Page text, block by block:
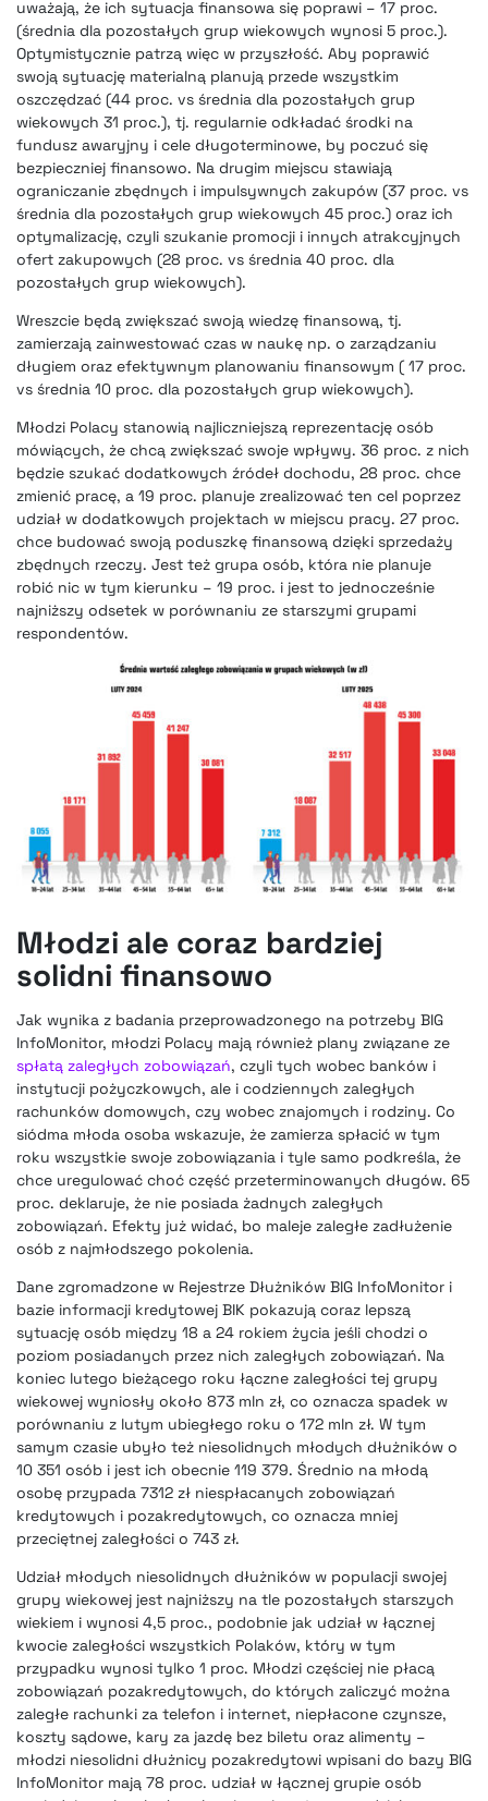
uważają, że ich sytuacja finansowa się poprawi – 17 proc.
(średnia dla pozostałych grup wiekowych wynosi 5 proc.).
Optymistycznie patrzą więc w przyszłość. Aby poprawić
swoją sytuację materialną planują przede wszystkim
oszczędzać (44 proc. vs średnia dla pozostałych grup
wiekowych 31 proc.), tj. regularnie odkładać środki na
fundusz awaryjny i cele długoterminowe, by poczuć się
bezpieczniej finansowo. Na drugim miejscu stawiają
ograniczanie zbędnych i impulsywnych zakupów (37 proc. vs
średnia dla pozostałych grup wiekowych 45 proc.) oraz ich
optymalizację, czyli szukanie promocji i innych atrakcyjnych
ofert zakupowych (28 proc. vs średnia 40 proc. dla
pozostałych grup wiekowych).
Wreszcie będą zwiększać swoją wiedzę finansową, tj.
zamierzają zainwestować czas w naukę np. o zarządzaniu
długiem oraz efektywnym planowaniu finansowym ( 17 proc.
vs średnia 10 proc. dla pozostałych grup wiekowych).
Młodzi Polacy stanowią najliczniejszą reprezentację osób
mówiących, że chcą zwiększać swoje wpływy. 36 proc. z nich
będzie szukać dodatkowych źródeł dochodu, 28 proc. chce
zmienić pracę, a 19 proc. planuje zrealizować ten cel poprzez
udział w dodatkowych projektach w miejscu pracy. 27 proc.
chce budować swoją poduszkę finansową dzięki sprzedaży
zbędnych rzeczy. Jest też grupa osób, która nie planuje
robić nic w tym kierunku – 19 proc. i jest to jednocześnie
najniższy odsetek w porównaniu ze starszymi grupami
respondentów.
Młodzi ale coraz bardziej
solidni finansowo
Jak wynika z badania przeprowadzonego na potrzeby BIG
InfoMonitor, młodzi Polacy mają również plany związane ze
spłatą zaległych zobowiązań, czyli tych wobec banków i
instytucji pożyczkowych, ale i codziennych zaległych
rachunków domowych, czy wobec znajomych i rodziny. Co
siódma młoda osoba wskazuje, że zamierza spłacić w tym
roku wszystkie swoje zobowiązania i tyle samo podkreśla, że
chce uregulować choć część przeterminowanych długów. 65
proc. deklaruje, że nie posiada żadnych zaległych
zobowiązań. Efekty już widać, bo maleje zaległe zadłużenie
osób z najmłodszego pokolenia.
Dane zgromadzone w Rejestrze Dłużników BIG InfoMonitor i
bazie informacji kredytowej BIK pokazują coraz lepszą
sytuację osób między 18 a 24 rokiem życia jeśli chodzi o
poziom posiadanych przez nich zaległych zobowiązań. Na
koniec lutego bieżącego roku łączne zaległości tej grupy
wiekowej wyniosły około 873 mln zł, co oznacza spadek w
porównaniu z lutym ubiegłego roku o 172 mln zł. W tym
samym czasie ubyło też niesolidnych młodych dłużników o
10 351 osób i jest ich obecnie 119 379. Średnio na młodą
osobę przypada 7312 zł niespłacanych zobowiązań
kredytowych i pozakredytowych, co oznacza mniej
przeciętnej zaległości o 743 zł.
Udział młodych niesolidnych dłużników w populacji swojej
grupy wiekowej jest najniższy na tle pozostałych starszych
wiekiem i wynosi 4,5 proc., podobnie jak udział w łącznej
kwocie zaległości wszystkich Polaków, który w tym
przypadku wynosi tylko 1 proc. Młodzi częściej nie płacą
zobowiązań pozakredytowych, do których zaliczyć można
zaległe rachunki za telefon i internet, niepłacone czynsze,
koszty sądowe, kary za jazdę bez biletu oraz alimenty –
młodzi niesolidni dłużnicy pozakredytowi wpisani do bazy BIG
InfoMonitor mają 78 proc. udział w łącznej grupie osób